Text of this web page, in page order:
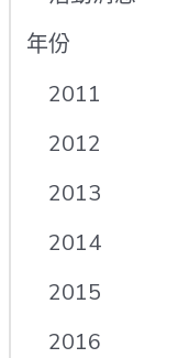
年份
2011
2012
2013
2014
2015
2016